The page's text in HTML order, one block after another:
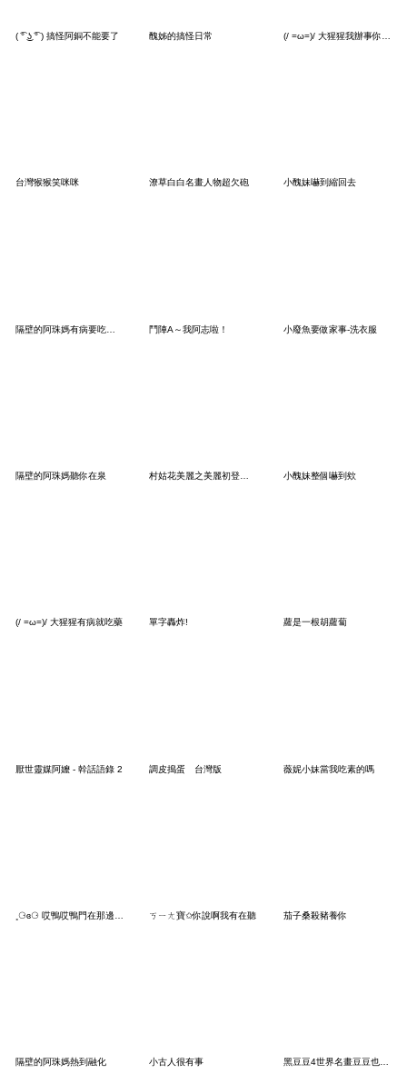
( ͡° ͜ʖ ͡° ) 搞怪阿銅不能要了 醜姊的搞怪日常
台灣猴猴笑咪咪 潦草白白名畫人物超欠砲 小醜妹嚇到縮回去
鬥陣A～我阿志啦！ 小廢魚要做家事-洗衣服
隔壁的阿珠媽聽你在泉 小醜妹整個嚇到欸
(/ =ω=)/ 大猩猩有病就吃藥 單字轟炸! 蘿是一根胡蘿蔔
厭世靈媒阿嬤 - 幹話語錄 2 調皮搗蛋 台灣版 薇妮小妹當我吃素的嗎
ㄎㄧㄤ寶✩你說啊我有在聽 茄子桑殺豬養你
隔壁的阿珠媽熱到融化 小古人很有事 黑豆豆4世界名畫豆豆也有藝術風